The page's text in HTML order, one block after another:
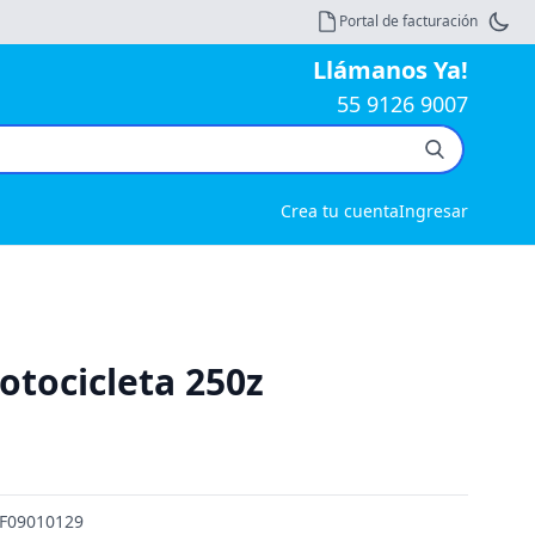
Portal de facturación
Llámanos Ya!
55 9126 9007
Crea tu cuentaIngresar
250z